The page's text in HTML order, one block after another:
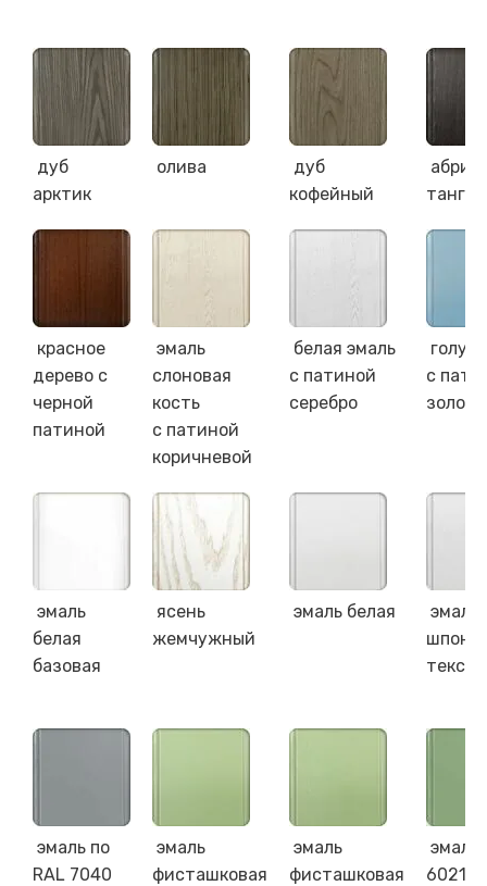
дуб
арктик
олива
дуб
кофейный
красное
дерево с
черной
патиной
эмаль
слоновая
кость
с патиной
коричневой
белая эмаль
с патиной
серебро
с
золото
эмаль
белая
базовая
ясень
жемчужный
эмаль белая
эмаль
шпоне
эмаль по
RAL 7040
эмаль
фисташковая
эмаль
фисташковая
эмаль
6021